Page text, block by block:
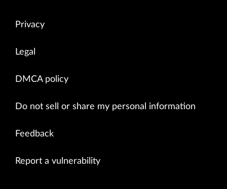
Privacy
Legal
DMCA policy
Do not sell or share my personal information
Feedback
Report a vulnerability